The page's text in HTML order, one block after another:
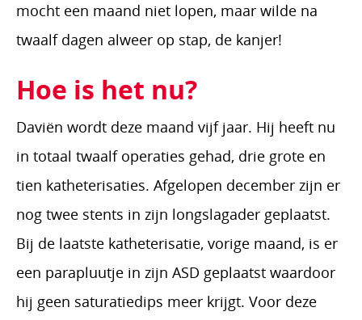
mocht een maand niet lopen, maar wilde na
twaalf dagen alweer op stap, de kanjer!
Hoe is het nu?
Daviën wordt deze maand vijf jaar. Hij heeft nu
in totaal twaalf operaties gehad, drie grote en
tien katheterisaties. Afgelopen december zijn er
nog twee stents in zijn longslagader geplaatst.
Bij de laatste katheterisatie, vorige maand, is er
een parapluutje in zijn ASD geplaatst waardoor
hij geen saturatiedips meer krijgt. Voor deze